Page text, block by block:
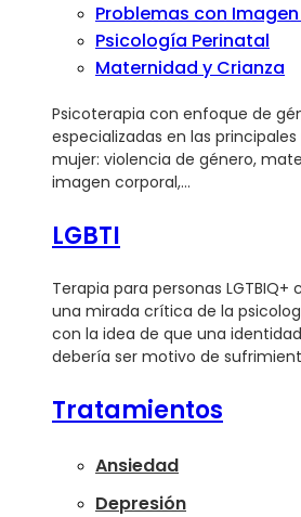
Problemas con
Psicología Perinatal
Maternidad y Crianza
Psicoterapia con enfoque de
especializadas en las
mujer: violencia de género,
imagen corporal,…
LGBTI
Terapia para personas
una mirada crítica de la
con la idea de que una
debería ser motivo de
Tratamientos
Ansiedad
Depresión